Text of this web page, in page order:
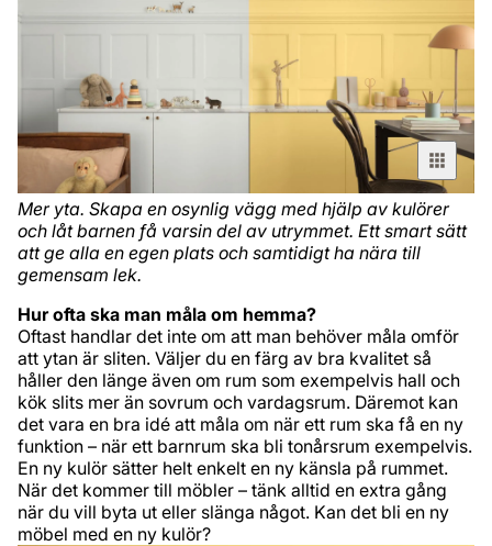
Mer yta. Skapa en osynlig vägg med hjälp av kulörer
och låt barnen få varsin del av utrymmet. Ett smart sätt
att ge alla en egen plats och samtidigt ha nära till
gemensam lek.
Hur ofta ska man måla om hemma?
Oftast handlar det inte om att man behöver måla omför
att ytan är sliten. Väljer du en färg av bra kvalitet så
håller den länge även om rum som exempelvis hall och
kök slits mer än sovrum och vardagsrum. Däremot kan
det vara en bra idé att måla om när ett rum ska få en ny
funktion – när ett barnrum ska bli tonårsrum exempelvis.
En ny kulör sätter helt enkelt en ny känsla på rummet.
När det kommer till möbler – tänk alltid en extra gång
när du vill byta ut eller slänga något. Kan det bli en ny
möbel med en ny kulör?